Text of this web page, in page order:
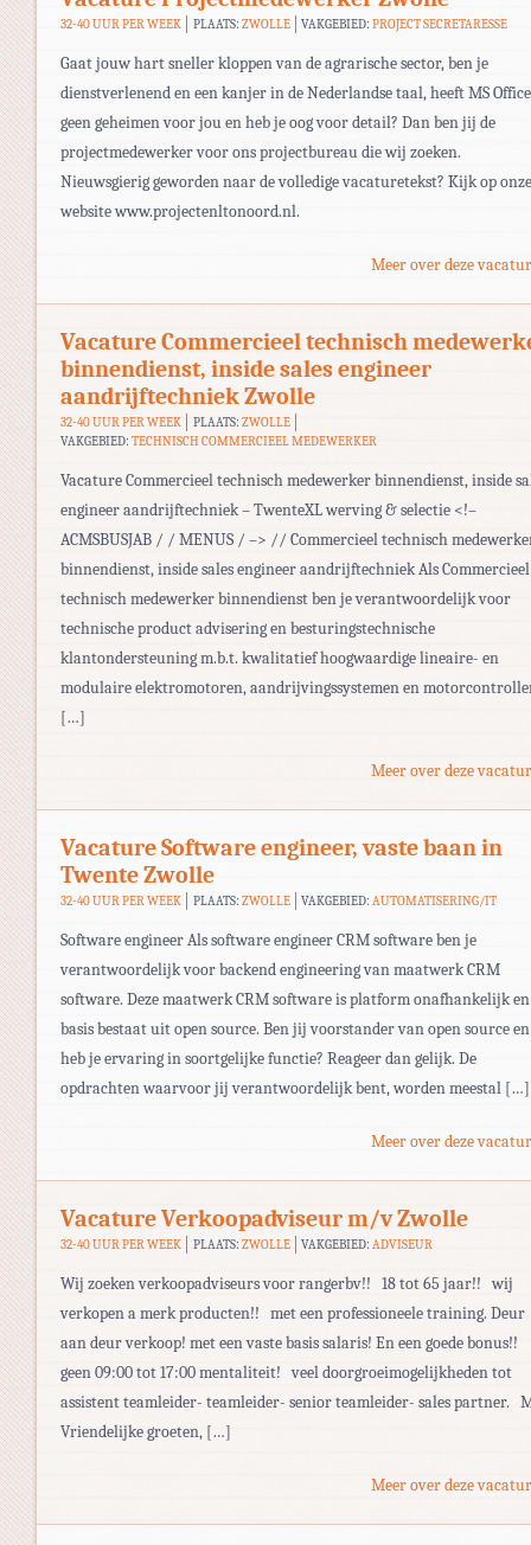
32-40 UUR PER WEEK PLAATS: ZWOLLE VAKGEBIED:PROJECT SECRETARESSE
Gaat jouw hart sneller kloppen van de agrarische sector, ben je
dienstverlenend en een kanjer in de Nederlandse taal, heeft MS Office
geen geheimen voor jou en heb je oog voor detail? Dan ben jij de
projectmedewerker voor ons projectbureau die wij zoeken.
Nieuwsgierig geworden naar de volledige vacaturetekst? Kijk op onze
website www.projectenltonoord.nl.
Meer over deze
Vacature Commercieel technisch
binnendienst, inside sales engineer
aandrijftechniek Zwolle
32-40 UUR PER WEEK PLAATS: ZWOLLE
VAKGEBIED: TECHNISCH COMMERCIEEL MEDEWERKER
Vacature Commercieel technisch medewerker binnendienst, inside
engineer aandrijftechniek – TwenteXL werving & selectie <!–
ACMSBUSJAB / / MENUS / –> // Commercieel technisch
binnendienst, inside sales engineer aandrijftechniek Als Commercieel
technisch medewerker binnendienst ben je verantwoordelijk voor
technische product advisering en besturingstechnische
klantondersteuning m.b.t. kwalitatief hoogwaardige lineaire- en
modulaire elektromotoren, aandrijvingssystemen en
[…]
Meer over deze
Vacature Software engineer, vaste baan in
Twente Zwolle
32-40 UUR PER WEEK PLAATS: ZWOLLE VAKGEBIED:AUTOMATISERING/IT
Software engineer Als software engineer CRM software ben je
verantwoordelijk voor backend engineering van maatwerk CRM
software. Deze maatwerk CRM software is platform onafhankelijk en
basis bestaat uit open source. Ben jij voorstander van open source en
heb je ervaring in soortgelijke functie? Reageer dan gelijk. De
opdrachten waarvoor jij verantwoordelijk bent, worden meestal […]
Meer over deze
Vacature Verkoopadviseur m/v Zwolle
32-40 UUR PER WEEK PLAATS: ZWOLLE VAKGEBIED:ADVISEUR
Wij zoeken verkoopadviseurs voor rangerbv!! 18 tot 65 jaar!! wij
verkopen a merk producten!! met een professioneele training. Deur
aan deur verkoop! met een vaste basis salaris! En een goede bonus!!
geen 09:00 tot 17:00 mentaliteit! veel doorgroeimogelijkheden tot
assistent teamleider- teamleider- senior teamleider- sales partner.
Vriendelijke groeten, […]
Meer over deze